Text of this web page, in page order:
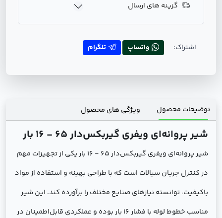
گزینه های ارسال
اشتراک: واتساپ تلگرام
توضیحات محصول ویژگی های محصول
شير پروانه‌اي ويفري گيربكس‌دار 65 - 16 بار
شير پروانه‌اي ويفري گيربكس‌دار 65 - 16 بار یکی از تجهیزات مهم
در کنترل جریان سیالات است که با طراحی بهینه و استفاده از مواد
باکیفیت، توانسته نیازهای صنایع مختلف را برآورده کند. این شیر
مناسب خطوط لوله با فشار 16 بار بوده و عملکردی قابل‌اطمینان در